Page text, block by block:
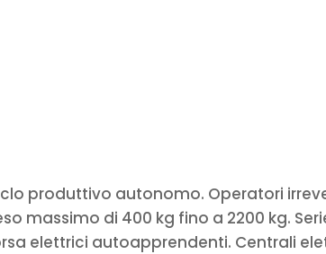
produttivo autonomo. Operatori
di 400 kg fino a 2200 kg. Serie
elettrici autoapprendenti. Centrali